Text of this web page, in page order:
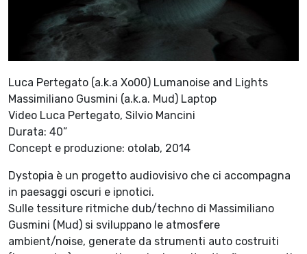
Luca Pertegato (a.k.a Xo00) Lumanoise and Lights
Massimiliano Gusmini (a.k.a. Mud) Laptop
Video Luca Pertegato, Silvio Mancini
Durata: 40”
Concept e produzione: otolab, 2014
Dystopia è un progetto audiovisivo che ci accompagna
in paesaggi oscuri e ipnotici.
Sulle tessiture ritmiche dub/techno di Massimiliano
Gusmini (Mud) si sviluppano le atmosfere
ambient/noise, generate da strumenti auto costruiti